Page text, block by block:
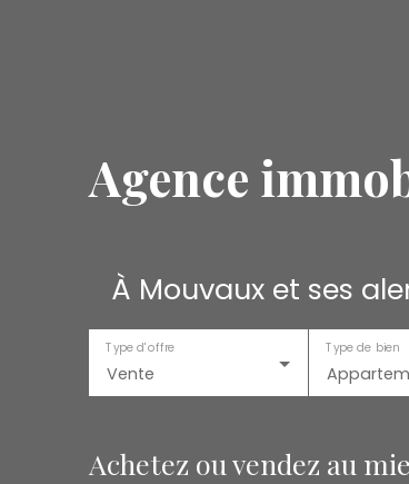
Agence
À Mouvaux et ses
Vente
Type d'offre Type de bien
Achetez ou vendez au